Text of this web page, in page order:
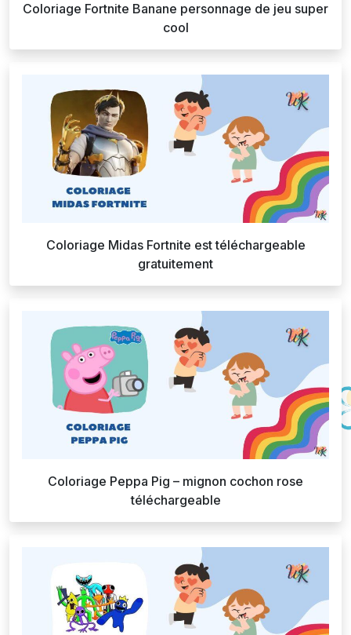
Coloriage Fortnite Banane personnage de jeu super
cool
Coloriage Midas Fortnite est téléchargeable
gratuitement
Coloriage Peppa Pig – mignon cochon rose
téléchargeable